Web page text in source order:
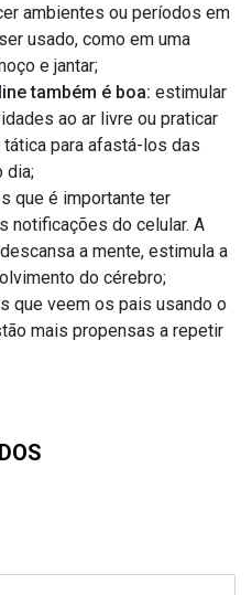
ambientes ou períodos em
usado, como em uma
e jantar;
também é boa: estimular
ao ar livre ou praticar
para afastá-los das
dia;
que é importante ter
notificações do celular. A
a mente, estimula a
do cérebro;
que veem os pais usando o
mais propensas a repetir